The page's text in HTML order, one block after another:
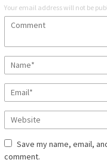
Your email address will not be
Save my name, email,
comment.